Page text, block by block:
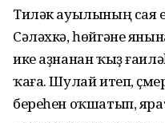
Тиләк ауылының сая
Сәләхкә, һөйгәне
ике аҙнанан ҡыҙ
ҡаға. Шулай итеп,
береһен оҡшатып,